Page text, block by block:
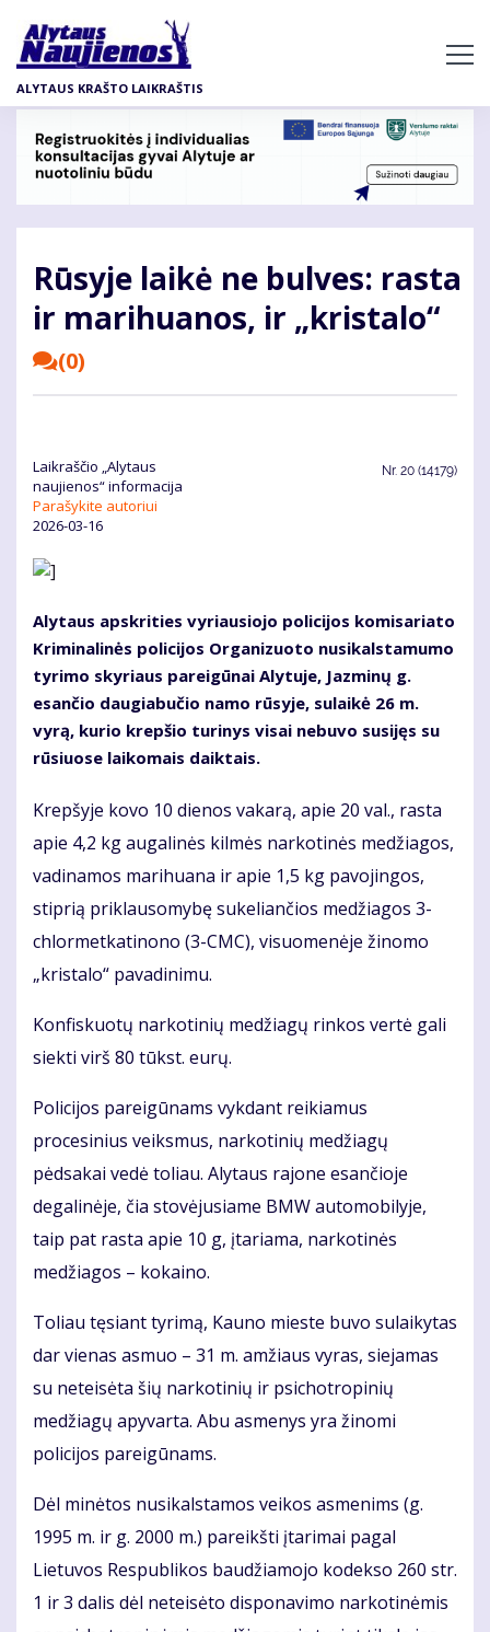
pagrindinį
turinį
ALYTAUS KRAŠTO LAIKRAŠTIS
Rūsyje laikė ne bulves: rasta
ir marihuanos, ir „kristalo“
(0)
Laikraščio „Alytaus
naujienos“ informacija
Parašykite autoriui
2026-03-16
Nr. 20 (14179)
Alytaus apskrities vyriausiojo policijos komisariato
Kriminalinės policijos Organizuoto nusikalstamumo
tyrimo skyriaus pareigūnai Alytuje, Jazminų g.
esančio daugiabučio namo rūsyje, sulaikė 26 m.
vyrą, kurio krepšio turinys visai nebuvo susijęs su
rūsiuose laikomais daiktais.
Krepšyje kovo 10 dienos vakarą, apie 20 val., rasta
apie 4,2 kg augalinės kilmės narkotinės medžiagos,
vadinamos marihuana ir apie 1,5 kg pavojingos,
stiprią priklausomybę sukeliančios medžiagos 3-
chlormetkatinono (3-CMC), visuomenėje žinomo
„kristalo“ pavadinimu.
Konfiskuotų narkotinių medžiagų rinkos vertė gali
siekti virš 80 tūkst. eurų.
Policijos pareigūnams vykdant reikiamus
procesinius veiksmus, narkotinių medžiagų
pėdsakai vedė toliau. Alytaus rajone esančioje
degalinėje, čia stovėjusiame BMW automobilyje,
taip pat rasta apie 10 g, įtariama, narkotinės
medžiagos – kokaino.
Toliau tęsiant tyrimą, Kauno mieste buvo sulaikytas
dar vienas asmuo – 31 m. amžiaus vyras, siejamas
su neteisėta šių narkotinių ir psichotropinių
medžiagų apyvarta. Abu asmenys yra žinomi
policijos pareigūnams.
Dėl minėtos nusikalstamos veikos asmenims (g.
1995 m. ir g. 2000 m.) pareikšti įtarimai pagal
Lietuvos Respublikos baudžiamojo kodekso 260 str.
1 ir 3 dalis dėl neteisėto disponavimo narkotinėmis